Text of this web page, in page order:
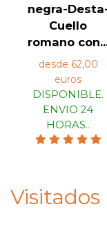
negra-
Cuello
romano
desde 62,00
euros
DISPONIBLE.
ENVIO 24
HORAS..